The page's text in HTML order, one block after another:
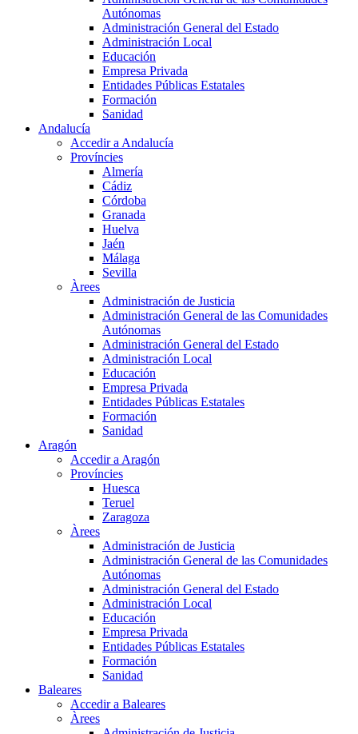
Autónomas
Administración General del Estado
Administración Local
Educación
Empresa Privada
Entidades Públicas Estatales
Formación
Sanidad
Andalucía
Accedir a Andalucía
Províncies
Almería
Cádiz
Córdoba
Granada
Huelva
Jaén
Málaga
Sevilla
Àrees
Administración de Justicia
Administración General de las Comunidades
Autónomas
Administración General del Estado
Administración Local
Educación
Empresa Privada
Entidades Públicas Estatales
Formación
Sanidad
Aragón
Accedir a Aragón
Províncies
Huesca
Teruel
Zaragoza
Àrees
Administración de Justicia
Administración General de las Comunidades
Autónomas
Administración General del Estado
Administración Local
Educación
Empresa Privada
Entidades Públicas Estatales
Formación
Sanidad
Baleares
Accedir a Baleares
Àrees